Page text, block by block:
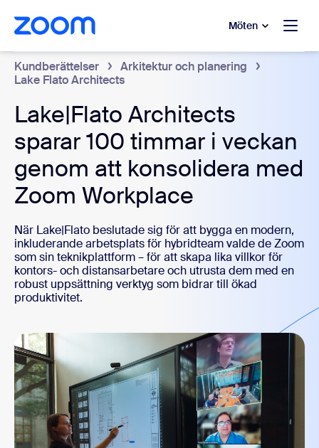
huvudinnehåll
till hjälpchatt Möten
Kundberättelser
Arkitektur och planering
Lake Flato Architects
Lake|Flato Architects
sparar 100 timmar i veckan
genom att konsolidera med
Zoom Workplace
När Lake|Flato beslutade sig för att bygga en modern,
inkluderande arbetsplats för hybridteam valde de Zoom
som sin teknikplattform – för att skapa lika villkor för
kontors- och distansarbetare och utrusta dem med en
robust uppsättning verktyg som bidrar till ökad
produktivitet.